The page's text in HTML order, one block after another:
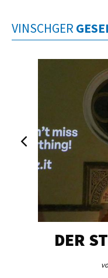
VINSCHGER
DER